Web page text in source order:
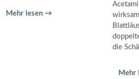
Mehr lesen →
die
Mehr